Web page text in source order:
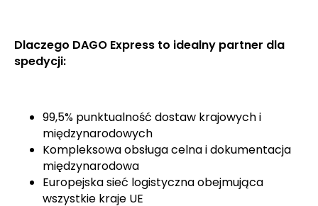
Dlaczego DAGO Express to idealny partner dla
spedycji:
99,5% punktualność dostaw krajowych i
międzynarodowych
Kompleksowa obsługa celna i dokumentacja
międzynarodowa
Europejska sieć logistyczna obejmująca
wszystkie kraje UE